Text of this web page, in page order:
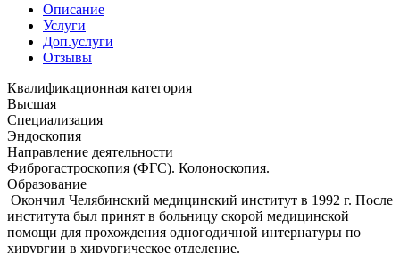
Описание
Услуги
Доп.услуги
Отзывы
Квалификационная категория
Высшая
Специализация
Эндоскопия
Направление деятельности
Фиброгастроскопия (ФГС). Колоноскопия.
Образование
Окончил Челябинский медицинский институт в 1992 г. После
института был принят в больницу скорой медицинской
помощи для прохождения одногодичной интернатуры по
хирургии в хирургическое отделение.